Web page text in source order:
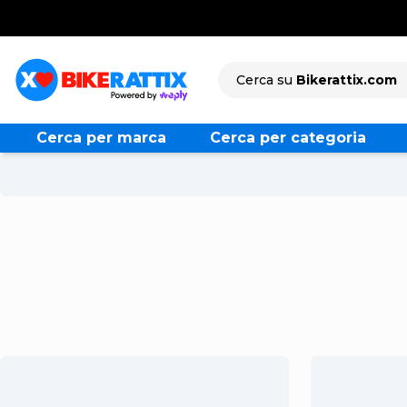
Rattix CercaCerca su Bikerattix.com
Cerca per marca Cerca per categoria